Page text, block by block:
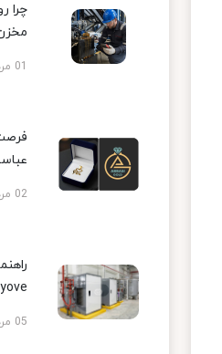
چرا
01 مرداد 1405
02 مرداد 1405
05 مرداد 1405